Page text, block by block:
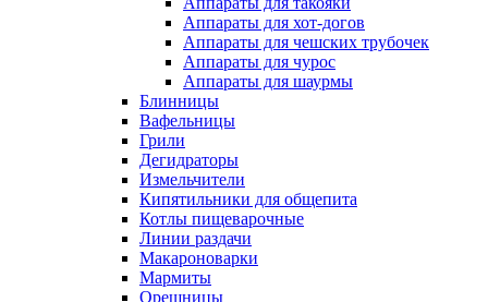
Аппараты для хот-догов
Аппараты для чешских трубочек
Аппараты для чурос
Аппараты для шаурмы
Блинницы
Вафельницы
Грили
Дегидраторы
Измельчители
Кипятильники для общепита
Котлы пищеварочные
Линии раздачи
Макароноварки
Мармиты
Орешницы